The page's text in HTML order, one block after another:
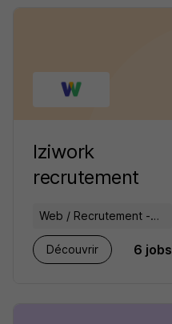
Iziwork
recrutement
Web / Recrutement -
Placement
Découvrir
6 jobs